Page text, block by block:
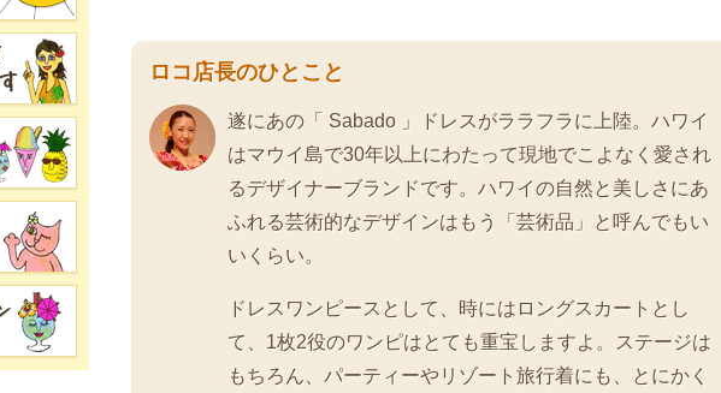
ロコ店長のひとこと
遂にあの「 Sabado 」ドレスがララフラに上陸。ハワイ
はマウイ島で30年以上にわたって現地でこよなく愛され
るデザイナーブランドです。ハワイの自然と美しさにあ
ふれる芸術的なデザインはもう「芸術品」と呼んでもい
いくらい。
ドレスワンピースとして、時にはロングスカートとし
て、1枚2役のワンピはとても重宝しますよ。ステージは
もちろん、パーティーやリゾート旅行着にも、とにかく